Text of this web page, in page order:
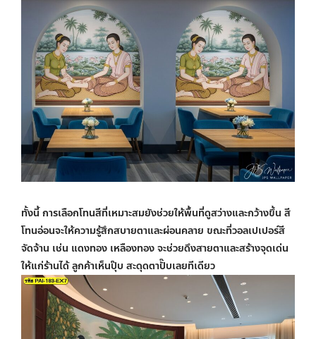
ทั้งนี้ การเลือกโทนสีที่เหมาะสมยังช่วยให้พื้นที่ดูสว่างและกว้างขึ้น สี
โทนอ่อนจะให้ความรู้สึกสบายตาและผ่อนคลาย ขณะที่วอลเปเปอร์สี
จัดจ้าน เช่น แดงทอง เหลืองทอง จะช่วยดึงสายตาและสร้างจุดเด่น
ให้แก่ร้านได้ ลูกค้าเห็นปุ๊บ สะดุดตาปั๊บเลยทีเดียว